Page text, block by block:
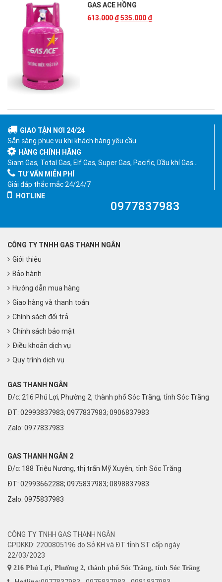
GAS ACE HỒNG
613.000₫535.000 ₫
GIAO TẬN NƠI 24/24
Sẵn sàng phục vụ khi khách hàng yêu cầu
HÀNG CHÍNH HÃNG
Siam Gas, Total Gas, Elf Gas, Super Gas, Pacific, Dầu khí Gas…
TƯ VẤN MIỄN PHÍ
Giải đáp thắc mắc 24/24/7
HOTLINE
0977837983
CÔNG TY TNHH GAS THANH NGÂN
Giới thiệu
Bảo hành
Hướng dẫn mua hàng
Giao hàng và thanh toán
Chính sách đổi trả
Chính sách bảo mật
Điều khoản dịch vụ
Quy trình dịch vụ
GAS THANH NGÂN
Đ/c: 216 Phú Lợi, Phường 2, thành phố Sóc Trăng, tỉnh Sóc Trăng
ĐT: 02993837983; 0977837983; 0906837983
Zalo: 0977837983
GAS THANH NGÂN 2
Đ/c: 188 Triệu Nương, thị trấn Mỹ Xuyên, tỉnh Sóc Trăng
ĐT: 02993662288; 0975837983; 0898837983
Zalo: 0975837983
CÔNG TY TNHH GAS THANH NGÂN
GPDKKD: 2200805196 do Sở KH và ĐT tỉnh ST cấp ngày
22/03/2023
216 Phú Lợi, Phường 2, thành phố Sóc Trăng, tỉnh Sóc Trăng